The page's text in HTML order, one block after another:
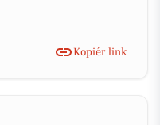
Kopiér link